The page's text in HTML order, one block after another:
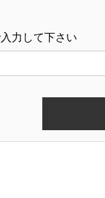
力して下さい